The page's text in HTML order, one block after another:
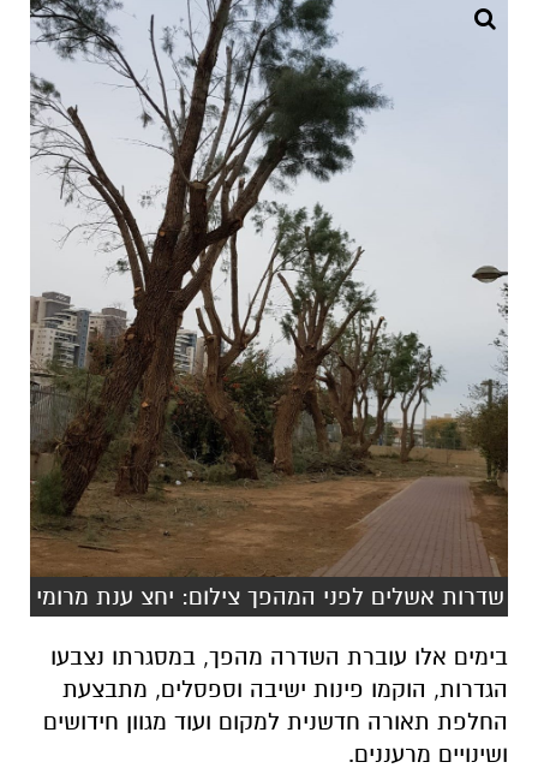
שדרות אשלים לפני המהפך צילום: יחצ ענת מרומי
בימים אלו עוברת השדרה מהפך, במסגרתו נצבעו
הגדרות, הוקמו פינות ישיבה וספסלים, מתבצעת
החלפת תאורה חדשנית למקום ועוד מגוון חידושים
ושינויים מרעננים.